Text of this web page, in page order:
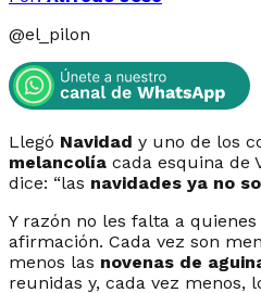
@el_pilon
Llegó Navidad y uno de los
melancolía cada esquina de
dice: “las navidades ya no
Y razón no les falta a
afirmación. Cada vez son
menos las novenas de
reunidas y, cada vez menos,